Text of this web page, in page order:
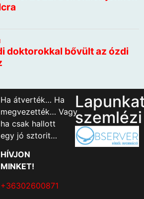
Ha átverték… Ha
megvezették… Vagy
ha csak hallott
egy jó sztorit…
HÍVJON
MINKET!
+36302600871
szemlézi